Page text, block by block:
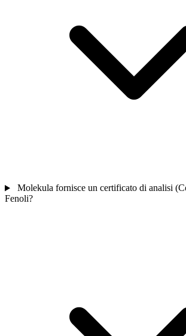
Molekula fornisce un certificato di analisi
Fenoli?